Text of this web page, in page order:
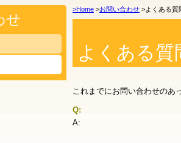
>Home >お問い合わせ >よくある質
よくある質
これまでにお問い合わせのあ
Q:
A:
せ